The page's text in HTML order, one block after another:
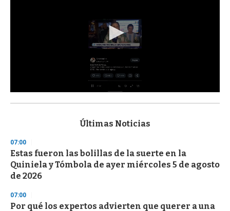
s
d
s
o
f
3
s
e
Últimas Noticias
07:00
Estas fueron las bolillas de la suerte en la
Quiniela y Tómbola de ayer miércoles 5 de agosto
de 2026
07:00
Por qué los expertos advierten que querer a una